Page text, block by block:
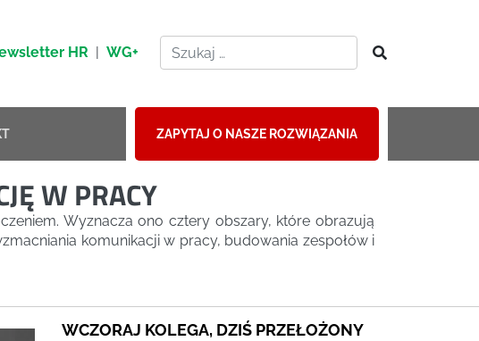
HR | WG+
ZAPYTAJ O NASZE ROZWIĄZANIA
W PRACY
Wyznacza ono cztery obszary, które obrazują
komunikacji w pracy, budowania zespołów i
WCZORAJ KOLEGA, DZIŚ PRZEŁOŻONY